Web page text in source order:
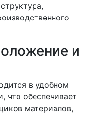
и
в удобном
что обеспечивает
материалов,